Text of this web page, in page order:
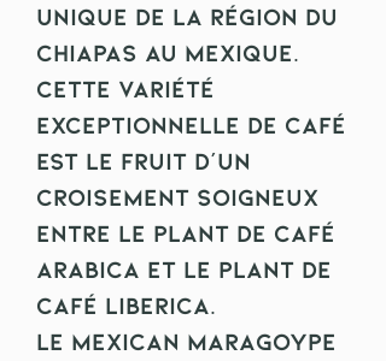
unique de la région du
Chiapas au Mexique.
Cette variété
exceptionnelle de café
est le fruit d'un
croisement soigneux
entre le plant de café
Arabica et le plant de
café Liberica.
Le Mexican Maragoype